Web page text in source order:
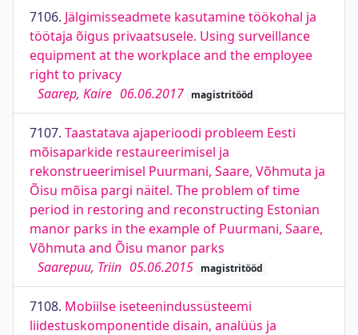
7106. Jälgimisseadmete kasutamine töökohal ja
töötaja õigus privaatsusele. Using surveillance
equipment at the workplace and the employee
right to privacy
Saarep, Kaire 06.06.2017 magistritööd
7107. Taastatava ajaperioodi probleem Eesti
mõisaparkide restaureerimisel ja
rekonstrueerimisel Puurmani, Saare, Võhmuta ja
Õisu mõisa pargi näitel. The problem of time
period in restoring and reconstructing Estonian
manor parks in the example of Puurmani, Saare,
Võhmuta and Õisu manor parks
Saarepuu, Triin 05.06.2015 magistritööd
7108. Mobiilse iseteenindussüsteemi
liidestuskomponentide disain, analüüs ja